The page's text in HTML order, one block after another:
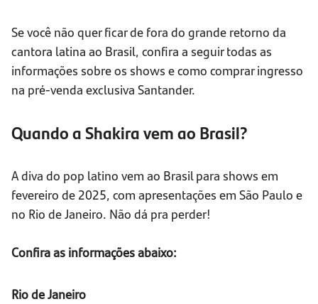
Se você não quer ficar de fora do grande retorno da
cantora latina ao Brasil, confira a seguir todas as
informações sobre os shows e como comprar ingresso
na pré-venda exclusiva Santander.
Quando a Shakira vem ao Brasil?
A diva do pop latino vem ao Brasil para shows em
fevereiro de 2025, com apresentações em São Paulo e
no Rio de Janeiro. Não dá pra perder!
Confira as informações abaixo:
Rio de Janeiro